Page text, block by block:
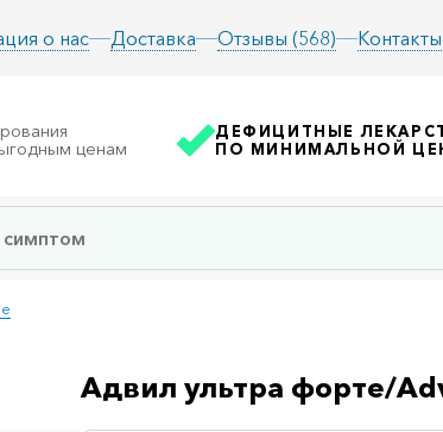
о нас Доставка Отзывы (568) Контакты
ценам
ДЕФИЦИТНЫЕ
ПО МИНИМАЛЬНОЙ
Адвил ультра форте/